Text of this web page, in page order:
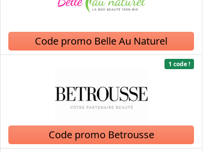
Code promo Belle Au Naturel
1 code !
Code promo Betrousse